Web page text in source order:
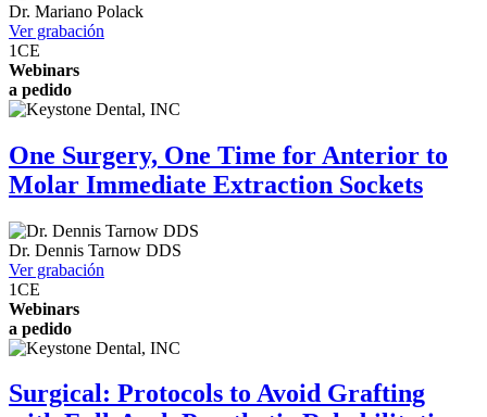
Dr. Mariano Polack
Ver grabación
1CE
Webinars
a pedido
One Surgery, One Time for Anterior to
Molar Immediate Extraction Sockets
Dr. Dennis Tarnow DDS
Ver grabación
1CE
Webinars
a pedido
Surgical: Protocols to Avoid Grafting